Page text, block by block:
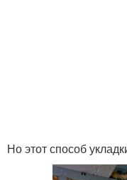
Но этот способ